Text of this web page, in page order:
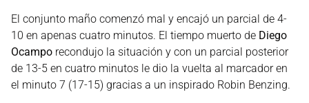
El conjunto maño comenzó mal y encajó un parcial de 4-
10 en apenas cuatro minutos. El tiempo muerto de Diego
Ocampo recondujo la situación y con un parcial posterior
de 13-5 en cuatro minutos le dio la vuelta al marcador en
el minuto 7 (17-15) gracias a un inspirado Robin Benzing.